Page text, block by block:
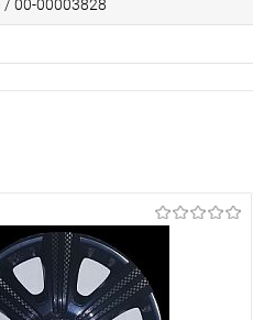
/ 00-00003828